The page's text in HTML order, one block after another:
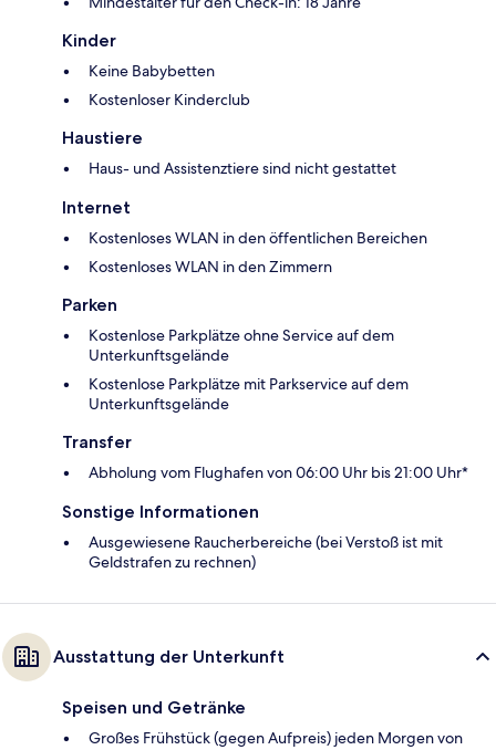
Kinder
Keine Babybetten
Kostenloser Kinderclub
Haustiere
Haus- und Assistenztiere sind nicht gestattet
Internet
Kostenloses WLAN in den öffentlichen Bereichen
Kostenloses WLAN in den Zimmern
Parken
Kostenlose Parkplätze ohne Service auf dem
Unterkunftsgelände
Kostenlose Parkplätze mit Parkservice auf dem
Unterkunftsgelände
Transfer
Abholung vom Flughafen von 06:00 Uhr bis 21:00 Uhr*
Sonstige Informationen
Ausgewiesene Raucherbereiche (bei Verstoß ist mit
Geldstrafen zu rechnen)
Ausstattung der Unterkunft
Speisen und Getränke
Großes Frühstück (gegen Aufpreis) jeden Morgen von